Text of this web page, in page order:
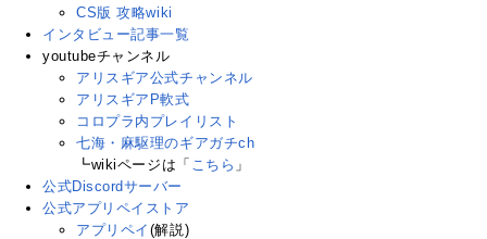
CS版 攻略wiki
インタビュー記事一覧
youtubeチャンネル
アリスギア公式チャンネル
アリスギアP軟式
コロプラ内プレイリスト
七海・麻駆理のギアガチch
┗wikiページは「 こちら 」
公式Discordサーバー
公式アプリペイストア
アプリペイ (解説)